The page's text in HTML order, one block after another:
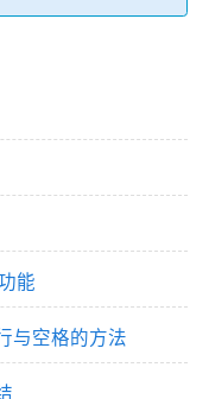
能
与空格的方法